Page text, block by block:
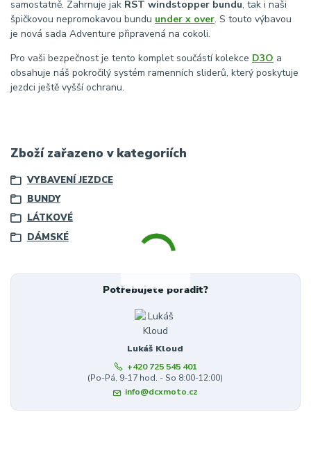
samostatně. Zahrnuje jak RST windstopper bundu, tak i naši
špičkovou nepromokavou bundu under x over. S touto výbavou
je nová sada Adventure připravená na cokoli.
Pro vaši bezpečnost je tento komplet součástí kolekce D3O a
obsahuje náš pokročilý systém ramenních sliderů, který poskytuje
jezdci ještě vyšší ochranu.
Zboží zařazeno v kategoriích
VYBAVENÍ JEZDCE
BUNDY
LÁTKOVÉ
DÁMSKÉ
Potřebujete poradit?
Lukáš Kloud
+420 725 545 401
(Po-Pá, 9-17 hod. - So 8:00-12:00)
info@dcxmoto.cz